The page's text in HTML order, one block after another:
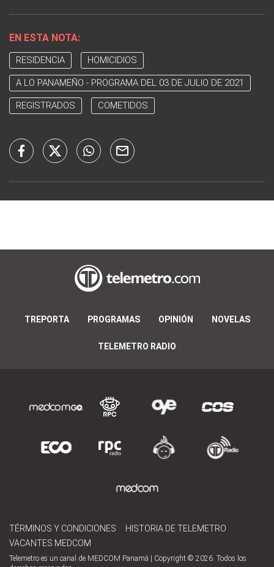
EN ESTA NOTA:
RESIDENCIA HOMICIDIOS
A LO PANAMEÑO - PROGRAMA DEL 03 DE JULIO DE 2021
REGISTRADOS COMETIDOS
TREPORTA PROGRAMAS OPINIÓN NOVELAS
TELEMETRO RADIO
TÉRMINOS Y CONDICIONES
HISTORIA DE TELEMETRO
VACANTES MEDCOM
Telemetro es un canal de MEDCOM Panamá | Copyright © 2026. Todos los